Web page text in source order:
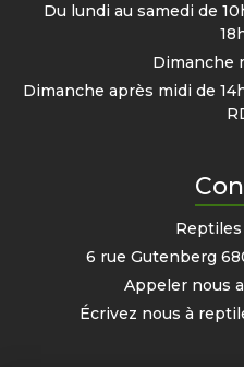
Du lundi au samedi de
Dimanche
Dimanche après midi de
6 rue Gutenberg
Appeler nous
Écrivez nous à